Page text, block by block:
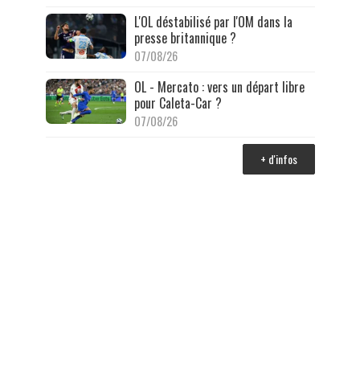
L'OL déstabilisé par l'OM dans la
presse britannique ?
07/08/26
OL - Mercato : vers un départ libre
pour Caleta-Car ?
07/08/26
+ d'infos